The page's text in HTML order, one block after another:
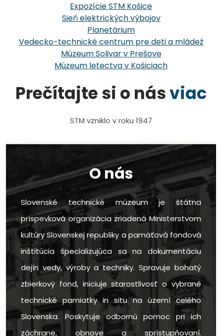
Expozície STM Košice
Sieň elektrických výbojov
Planetárium
Vedecko-technické centrum pre deti a mládež
Múzeum Solivar v Prešove
Múzeum letectva v Košiciach
Prečítajte si o násviac
STM vzniklo v roku 1947
O nás
Slovenské technické múzeum je štátna
príspevková organizácia zriadená Ministerstvom
kultúry Slovenskej republiky a pamäťová fondová
inštitúcia špecializujúca sa na dokumentáciu
dejín vedy, výroby a techniky. Spravuje bohatý
zbierkový fond, iniciuje starostlivosť o vybrané
technické pamiatky in situ na území celého
Slovenska. Poskytuje odbornú pomoc pri ich
záchrane, obnove a sprístupňovaní.